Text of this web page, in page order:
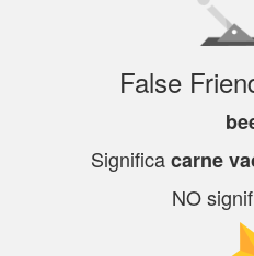
False
Significacarne
NO